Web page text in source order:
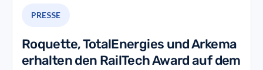
PRESSE
Roquette, TotalEnergies und Arkema
erhalten den RailTech Award auf dem